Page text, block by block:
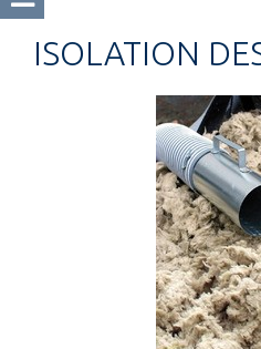
Actualités
Catalogues produits
ISOLATION